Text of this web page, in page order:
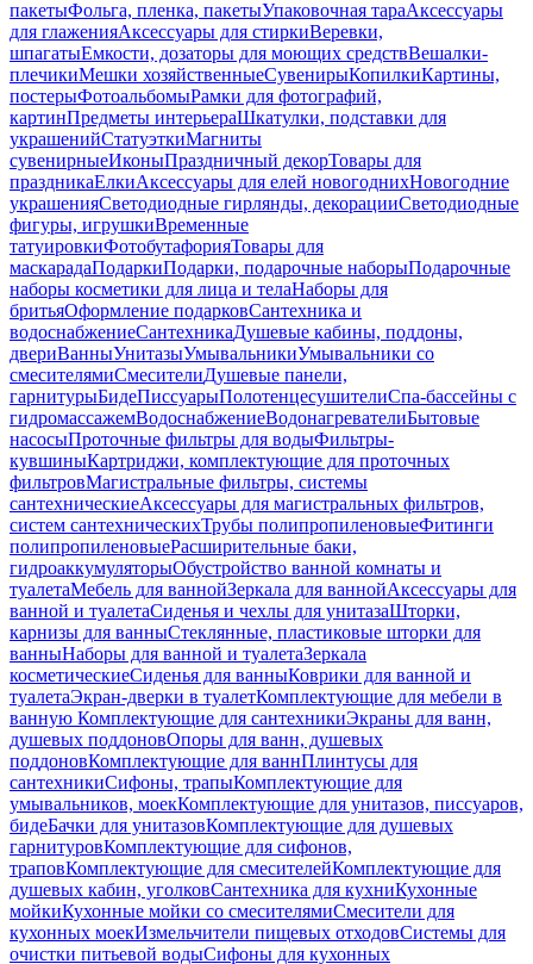
пакетыФольга, пленка, пакетыУпаковочная тараАксессуары
для глаженияАксессуары для стиркиВеревки,
шпагатыЕмкости, дозаторы для моющих средствВешалки-
плечикиМешки хозяйственныеСувенирыКопилкиКартины,
постерыФотоальбомыРамки для фотографий,
картинПредметы интерьераШкатулки, подставки для
украшенийСтатуэткиМагниты
сувенирныеИконыПраздничный декорТовары для
праздникаЕлкиАксессуары для елей новогоднихНовогодние
украшенияСветодиодные гирлянды, декорацииСветодиодные
фигуры, игрушкиВременные
татуировкиФотобутафорияТовары для
маскарадаПодаркиПодарки, подарочные наборыПодарочные
наборы косметики для лица и телаНаборы для
бритьяОформление подарковСантехника и
водоснабжениеСантехникаДушевые кабины, поддоны,
двериВанныУнитазыУмывальникиУмывальники со
смесителямиСмесителиДушевые панели,
гарнитурыБидеПиссуарыПолотенцесушителиСпа-бассейны с
гидромассажемВодоснабжениеВодонагревателиБытовые
насосыПроточные фильтры для водыФильтры-
кувшиныКартриджи, комплектующие для проточных
фильтровМагистральные фильтры, системы
сантехническиеАксессуары для магистральных фильтров,
систем сантехническихТрубы полипропиленовыеФитинги
полипропиленовыеРасширительные баки,
гидроаккумуляторыОбустройство ванной комнаты и
туалетаМебель для ваннойЗеркала для ваннойАксессуары для
ванной и туалетаСиденья и чехлы для унитазаШторки,
карнизы для ванныСтеклянные, пластиковые шторки для
ванныНаборы для ванной и туалетаЗеркала
косметическиеСиденья для ванныКоврики для ванной и
туалетаЭкран-дверки в туалетКомплектующие для мебели в
ванную Комплектующие для сантехникиЭкраны для ванн,
душевых поддоновОпоры для ванн, душевых
поддоновКомплектующие для ваннПлинтусы для
сантехникиСифоны, трапыКомплектующие для
умывальников, моекКомплектующие для унитазов, писсуаров,
бидеБачки для унитазовКомплектующие для душевых
гарнитуровКомплектующие для сифонов,
траповКомплектующие для смесителейКомплектующие для
душевых кабин, уголковСантехника для кухниКухонные
мойкиКухонные мойки со смесителямиСмесители для
кухонных моекИзмельчители пищевых отходовСистемы для
очистки питьевой водыСифоны для кухонных